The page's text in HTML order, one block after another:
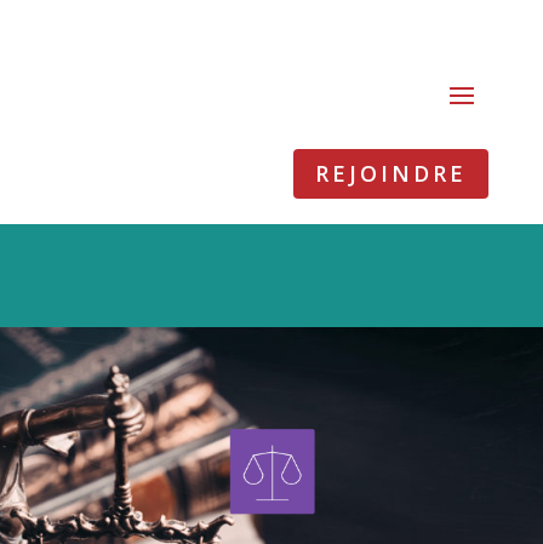
REJOINDRE